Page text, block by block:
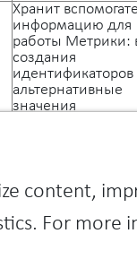
Хранит
информацию для
работы Метрики:
создания
идентификаторов
альтернативные
значения
идентификаторов
посетителей
разными
Яндекса
content,
For more